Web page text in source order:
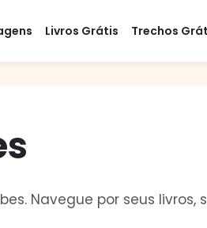
Livros Grátis Trechos
Navegue por seus